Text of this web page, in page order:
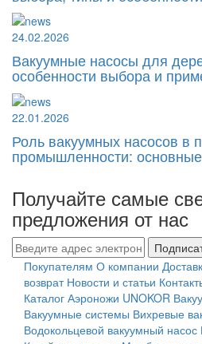
24.02.2026
Вакуумные насосы для
особенности выбора и
22.01.2026
Роль вакуумных насосов в
промышленности:
Получайте самые
предложения от нас
Покупателям О компании
возврат Новости и статьи
Каталог Аэроножи UNOKOR
Вакуумные системы Вихревые
Водокольцевой вакуумный насос